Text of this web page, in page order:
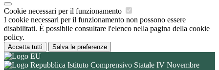
Cookie necessari per il funzionamento
I cookie necessari per il funzionamento non possono essere
disabilitati. È possibile consultare l'elenco nella pagina della cookie
policy.
Accetta tutti Salva le preferenze
Istituto Comprensivo Statale IV Novembre